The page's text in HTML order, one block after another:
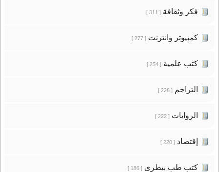
فكر وثقافة[ 311 ]
كمبيوتر وانترنت[ 277 ]
كتب علمية[ 254 ]
التراجم[ 226 ]
الروايات[ 222 ]
إقتصاد[ 220 ]
كتب طب بيطرى[ 186 ]